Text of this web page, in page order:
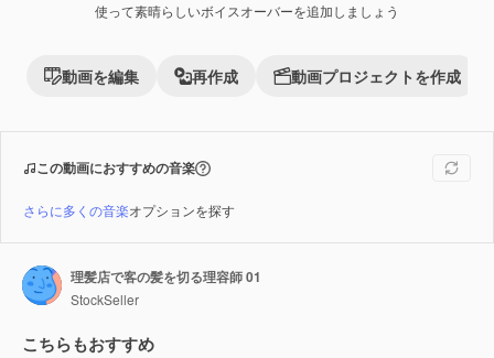
使って素晴らしいボイスオーバーを追加しましょう
動画を編集 再作成 動画プロジェクトを作成
この動画におすすめの音楽
さらに多くの音楽オプションを探す
理髪店で客の髪を切る理容師 01
StockSeller
こちらもおすすめ